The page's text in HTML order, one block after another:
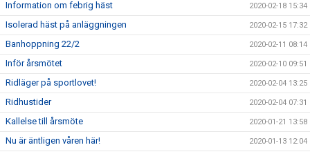
Information om febrig häst 2020-02-18 15:34
Isolerad häst på anläggningen 2020-02-15 17:32
Banhoppning 22/2 2020-02-11 08:14
Inför årsmötet 2020-02-10 09:51
Ridläger på sportlovet! 2020-02-04 13:25
Ridhustider 2020-02-04 07:31
Kallelse till årsmöte 2020-01-21 13:58
Nu är äntligen våren här! 2020-01-13 12:04